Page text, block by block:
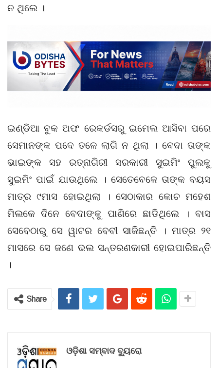
ନ ଥିଲେ ।
ଇଣ୍ଡିଆ ବୁକ ଅଫ ରେକର୍ଡସରୁ ଇମେଲ ଆସିବା ପରେ
ସେମାନଙ୍କ ପଦେ ତଳେ ଲାଗି ନ ଥିଲା । ବେଦା ତାଙ୍କ
ଭାଇଙ୍କ ସହ ରତ୍ନାଗିରୀ ସରକାରୀ ସୁଇମିଂ ପୁଲକୁ
ସୁଇମିଂ ପାଇଁ ଯାଉଥିଲେ । ସେତେବେଳେ ତାଙ୍କ ବୟସ
ମାତ୍ର ୯ମାସ ହୋଇଥିଲା । ସେଠାକାର କୋଚ ମହେଶ
ମିଲକେ ଦିନେ ବେଦାଙ୍କୁ ପାଣିରେ ଛାଡିଥିଲେ । ବାସ
ସେବେଠାରୁ ସେ ୱାଟର ବେବୀ ସାଜିଛନ୍ତି । ମାତ୍ର ୨୧
ମାସରେ ସେ ଜଣେ ଭଲ ସନ୍ତରଣକାରୀ ହୋଇପାରିଛନ୍ତି
।
Share
ଓଡ଼ିଶା ସମ୍ବାଦ ବ୍ୟୁରୋ